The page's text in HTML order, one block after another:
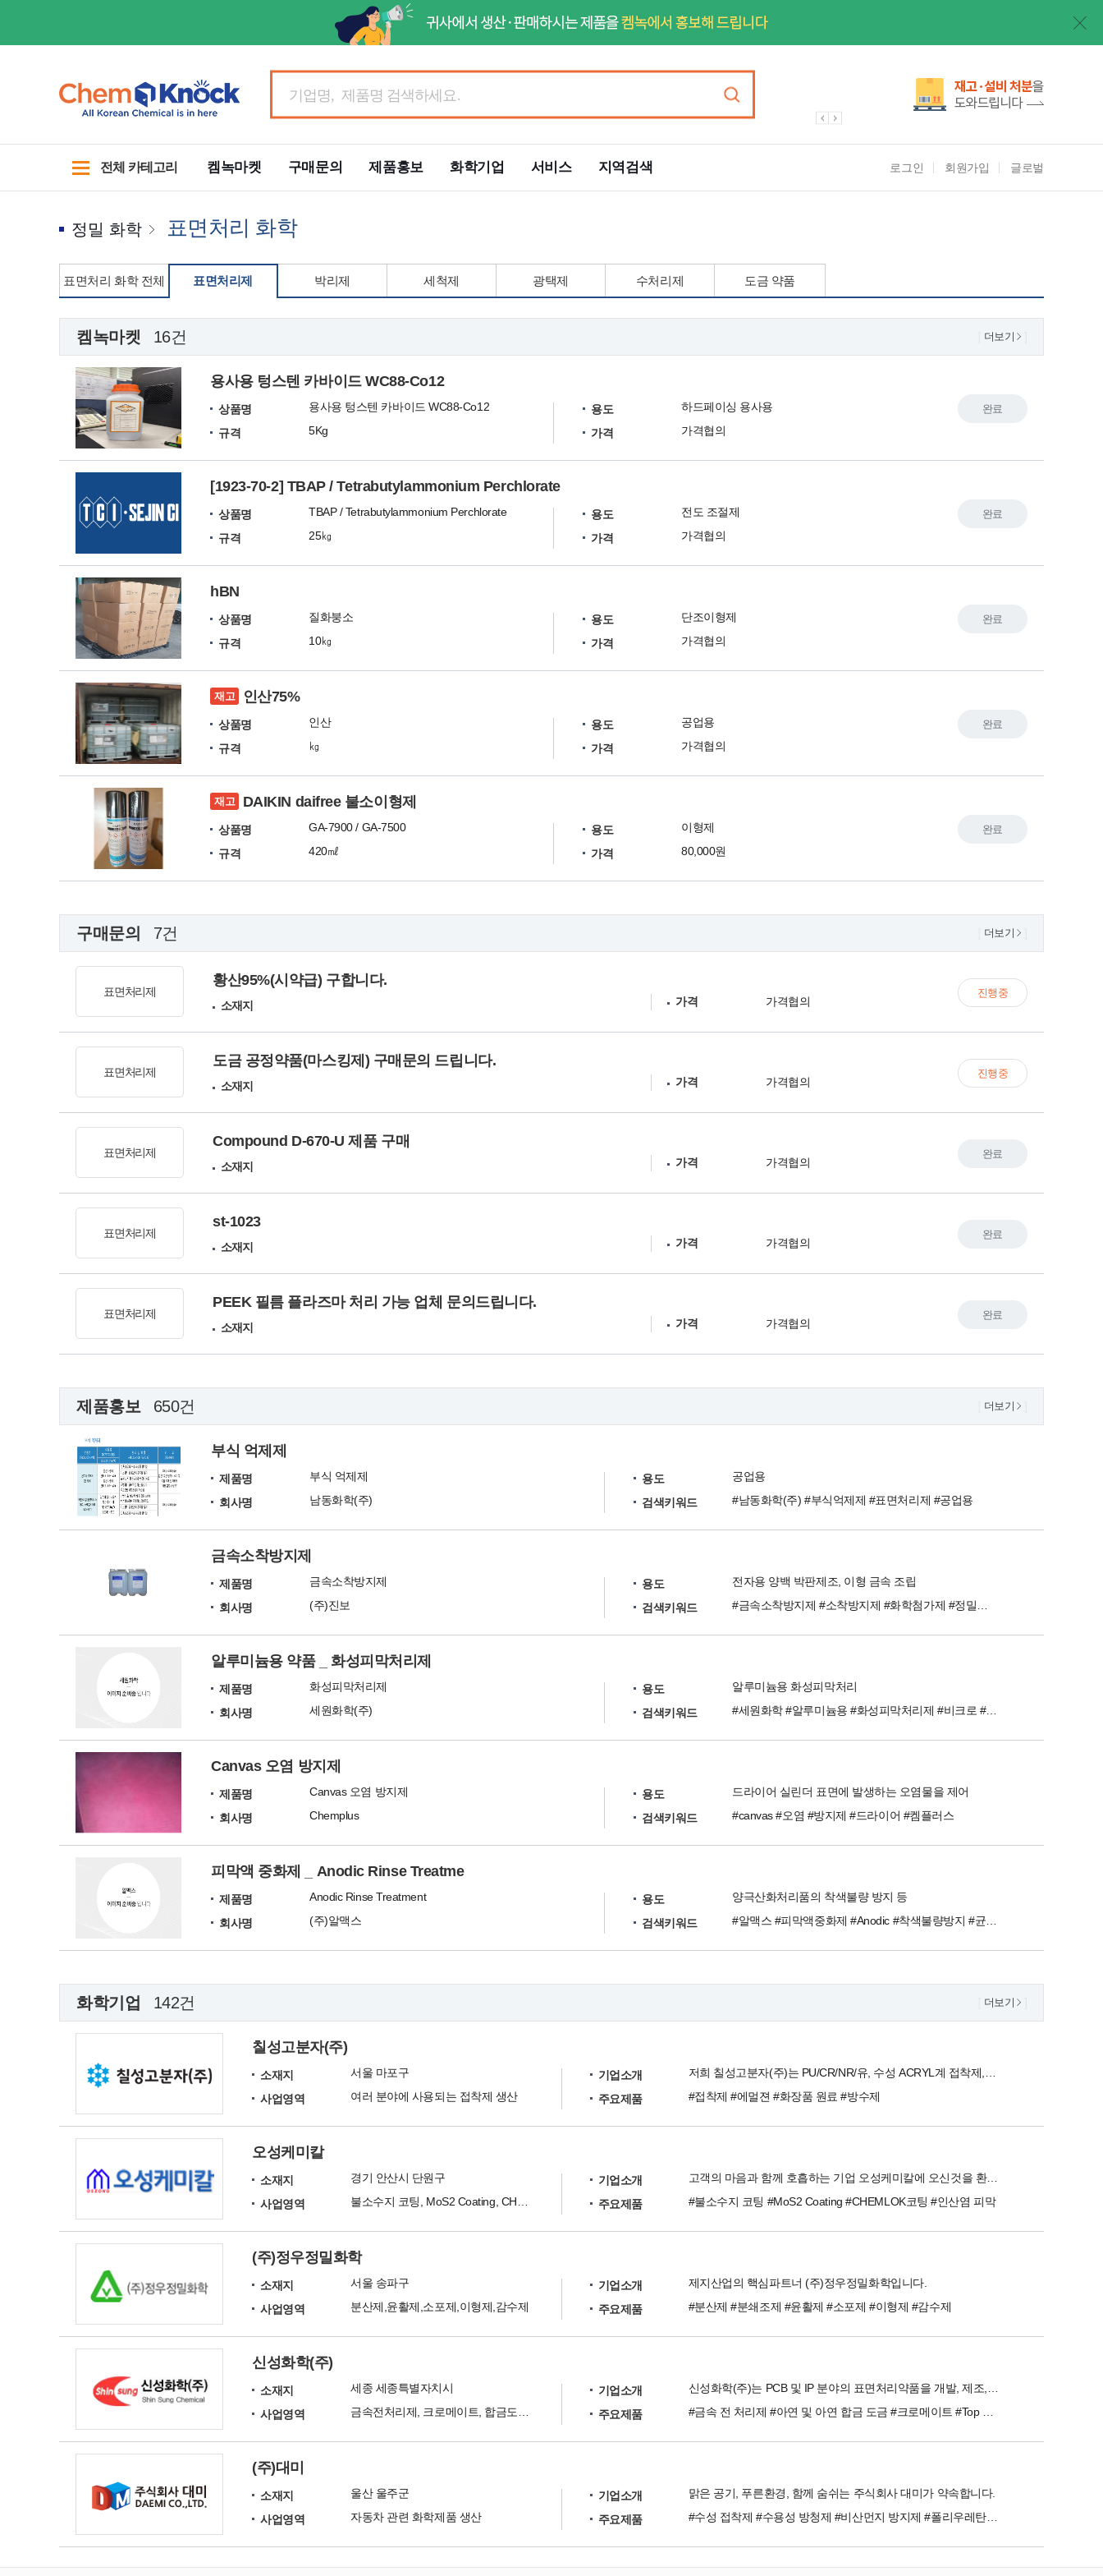
전체 카테고리 켐녹마켓 구매문의 제품홍보 화학기업 서비스 지역검색 로그인 회원가입 글로벌
정밀 화학 표면처리 화학
표면처리 화학 전체 표면처리제 박리제 세척제 광택제 수처리제 도금 약품
켐녹마켓 16건 더보기
용사용 텅스텐 카바이드 WC88-Co12
상품명
용사용 텅스텐 카바이드 WC88-Co12
규격
5Kg
용도
하드페이싱 용사용
가격
가격협의
완료
[1923-70-2] TBAP / Tetrabutylammonium Perchlorate
상품명
TBAP / Tetrabutylammonium Perchlorate
규격
25㎏
용도
전도 조절제
가격
가격협의
완료
hBN
상품명
질화붕소
규격
10㎏
용도
단조이형제
가격
가격협의
완료
재고 인산75%
상품명
인산
규격
㎏
용도
공업용
가격
가격협의
완료
재고 DAIKIN daifree 불소이형제
상품명
GA-7900 / GA-7500
규격
420㎖
용도
이형제
가격
80,000원
완료
구매문의 7건 더보기
표면처리제
황산95%(시약급) 구합니다.
소재지 가격 가격협의
진행중
표면처리제
도금 공정약품(마스킹제) 구매문의 드립니다.
소재지 가격 가격협의
진행중
표면처리제
Compound D-670-U 제품 구매
소재지 가격 가격협의
완료
표면처리제
st-1023
소재지 가격 가격협의
완료
표면처리제
PEEK 필름 플라즈마 처리 가능 업체 문의드립니다.
소재지 가격 가격협의
완료
제품홍보 650건 더보기
부식 억제제
제품명
부식 억제제
회사명
남동화학(주)
용도
공업용
검색키워드
#남동화학(주) #부식억제제 #표면처리제 #공업용
금속소착방지제
제품명
금속소착방지제
회사명
(주)진보
용도
전자용 양백 박판제조, 이형 금속 조립
검색키워드
알루미늄용 약품 _ 화성피막처리제
제품명
화성피막처리제
회사명
세원화학(주)
용도
알루미늄용 화성피막처리
검색키워드
#세원화학 #알루미늄용 #화성피막처리제 #비크로 #알크로
Canvas 오염 방지제
제품명
Canvas 오염 방지제
회사명
Chemplus
용도
드라이어 실린더 표면에 발생하는 오염물을 제어
검색키워드
#canvas #오염 #방지제 #드라이어 #켐플러스
피막액 중화제 _ Anodic Rinse Treatme
제품명
Anodic Rinse Treatment
회사명
(주)알맥스
용도
양극산화처리품의 착색불량 방지 등
검색키워드
화학기업 142건 더보기
칠성고분자(주)
소재지
서울 마포구
사업영역
여러 분야에 사용되는 접착제 생산
기업소개
주요제품
#접착제 #에멀젼 #화장품 원료 #방수제
오성케미칼
소재지
경기 안산시 단원구
사업영역
기업소개
고객의 마음과 함께 호흡하는 기업 오성케미칼에 오신것을 환영합니다.
주요제품
#불소수지 코팅 #MoS2 Coating #CHEMLOK코팅 #인산염 피막
(주)정우정밀화학
소재지
서울 송파구
사업영역
분산제,윤활제,소포제,이형제,감수제
기업소개
제지산업의 핵심파트너 (주)정우정밀화학입니다.
주요제품
#분산제 #분쇄조제 #윤활제 #소포제 #이형제 #감수제
신성화학(주)
소재지
세종 세종특별자치시
사업영역
기업소개
주요제품
(주)대미
소재지
울산 울주군
사업영역
자동차 관련 화학제품 생산
기업소개
맑은 공기, 푸른환경, 함께 숨쉬는 주식회사 대미가 약속합니다.
주요제품
#수성 접착제 #수용성 방청제 #비산먼지 방지제 #폴리우레탄 코팅 #폴리올 #이형제